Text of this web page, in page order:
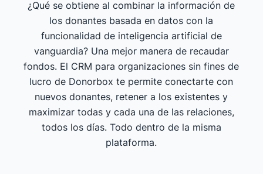
¿Qué se obtiene al combinar la información de
los donantes basada en datos con la
funcionalidad de inteligencia artificial de
vanguardia? Una mejor manera de recaudar
fondos. El CRM para organizaciones sin fines de
lucro de Donorbox te permite conectarte con
nuevos donantes, retener a los existentes y
maximizar todas y cada una de las relaciones,
todos los días. Todo dentro de la misma
plataforma.